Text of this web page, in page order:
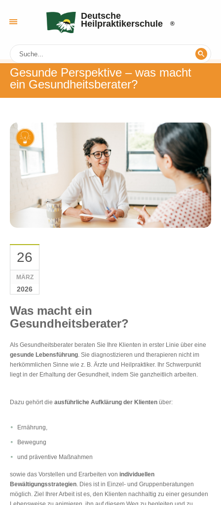
Deutsche
Heilpraktikerschule
Gesunde Perspektive – was macht
ein Gesundheitsberater?
26
MÄRZ
2026
Was macht ein
Gesundheitsberater?
Als Gesundheitsberater beraten Sie Ihre Klienten in erster Linie über eine
gesunde Lebensführung . Sie diagnostizieren und therapieren nicht im
herkömmlichen Sinne wie z. B. Ärzte und Heilpraktiker. Ihr Schwerpunkt
liegt in der Erhaltung der Gesundheit, indem Sie ganzheitlich arbeiten.
Dazu gehört die ausführliche Aufklärung der Klienten über:
Ernährung,
Bewegung
und präventive Maßnahmen
sowie das Vorstellen und Erarbeiten von individuellen
Bewältigungsstrategien . Dies ist in Einzel- und Gruppenberatungen
möglich. Ziel Ihrer Arbeit ist es, den Klienten nachhaltig zu einer gesunden